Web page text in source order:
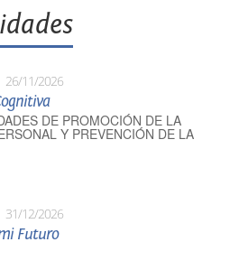
26/11/2026
DE PROMOCIÓN DE LA
Y PREVENCIÓN DE LA
31/12/2026
Futuro